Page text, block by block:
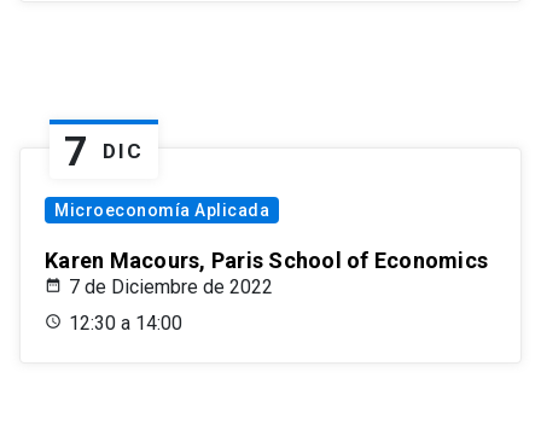
7 DIC
Microeconomía Aplicada
Karen Macours, Paris School of Economics
7 de Diciembre de 2022
12:30 a 14:00